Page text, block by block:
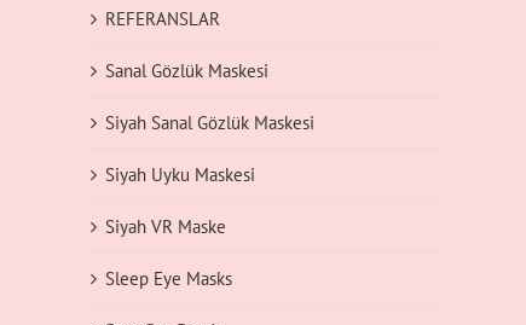
REFERANSLAR
Sanal Gözlük Maskesi
Siyah Sanal Gözlük Maskesi
Siyah Uyku Maskesi
Siyah VR Maske
Sleep Eye Masks